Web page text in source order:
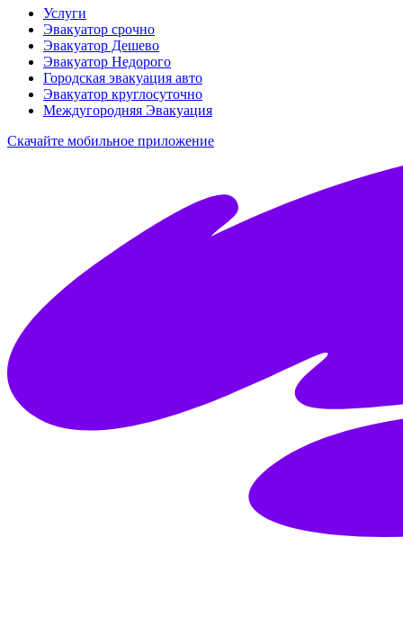
Услуги
Эвакуатор срочно
Эвакуатор Дешево
Эвакуатор Недорого
Городская эвакуация авто
Эвакуатор круглосуточно
Междугородняя Эвакуация
Скачайте мобильное приложение